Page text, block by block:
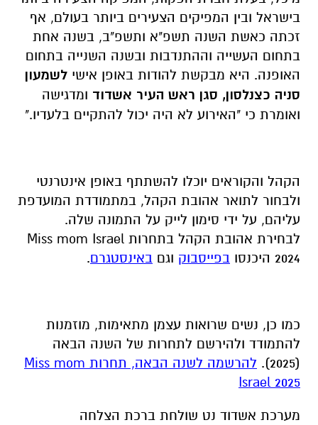
בישראל ובין המפיקים הצעירים ביותר בעולם, אף
זכתה כאשת השנה תשפ"א ותשפ"ב, בשנה אחת
בתחום העשייה וההתנדבות ובשנה השנייה בתחום
האופנה. היא מבקשת להודות באופן אישי לשמעון
סניה כצנלסון, סגן ראש העיר אשדוד ומדגישה
ואומרת כי "האירוע לא היה יכול להתקיים בלעדיו."
הקהל והקוראים יוכלו להשתתף באופן אינטרנטי
ולבחור לתואר אהובת הקהל, במתמודדת המועדפת
עליהם, על ידי סימון לייק על התמונה שלה.
לבחירת אהובת הקהל בתחרות Miss mom Israel
2024 היכנסו
בפייסבוק וגם באינסטגרם.
כמו כן, נשים שרואות עצמן מתאימות, מוזמנות
להתמודד ולהירשם לתחרות של השנה הבאה
(2025).
להרשמה לשנה הבאה, תחרות Miss mom
Israel 2025
מערכת אשדוד נט שולחת ברכת הצלחה